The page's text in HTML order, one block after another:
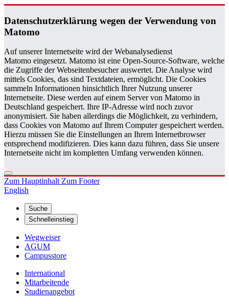
Da­ten­schutz­er­klä­rung wegen der Ver­wen­dung von
Ma­to­mo
Auf unserer Internetseite wird der Webanalysedienst
Matomo eingesetzt. Matomo ist eine Open-Source-Software, welche
die Zugriffe der Webseitenbesucher auswertet. Die Analyse wird
mittels Cookies, das sind Textdateien, ermöglicht. Die Cookies
sammeln Informationen hinsichtlich Ihrer Nutzung unserer
Internetseite. Diese werden auf einem Server von Matomo in
Deutschland gespeichert. Ihre IP-Adresse wird noch zuvor
anonymisiert. Sie haben allerdings die Möglichkeit, zu verhindern,
dass Cookies von Matomo auf Ihrem Computer gespeichert werden.
Hierzu müssen Sie die Einstellungen an Ihrem Internetbrowser
entsprechend modifizieren. Dies kann dazu führen, dass Sie unsere
Internetseite nicht im kompletten Umfang verwenden können.
Zum HauptinhaltZum Footer
English
Suche
Schnelleinstieg
Wegweiser
AGUM
Campusstore
International
Mitarbeitende
Studienangebot